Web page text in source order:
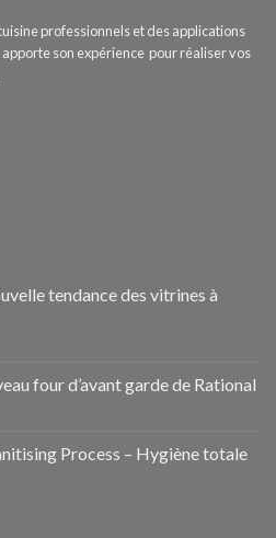
professionnels et des applications
son expérience pour réaliser vos
tendance des vitrines à
four d’avant garde de Rational
Process – Hygiène totale